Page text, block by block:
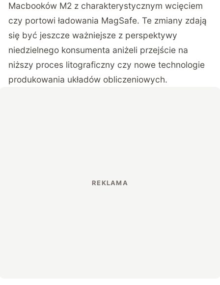
Macbooków M2 z charakterystycznym wcięciem
czy portowi ładowania MagSafe. Te zmiany zdają
się być jeszcze ważniejsze z perspektywy
niedzielnego konsumenta aniżeli przejście na
niższy proces litograficzny czy nowe technologie
produkowania układów obliczeniowych.